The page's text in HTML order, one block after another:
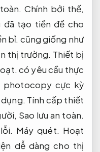
Chính bởi thế,
đã tạo tiền đề cho
bỉ. cũng giống như
thị trường. Thiết bị
có yêu cầu thực
photocopy cực kỳ
dụng. Tính cấp thiết
Sao lưu an toàn.
Máy quét. Hoạt
dễ dàng cho thị